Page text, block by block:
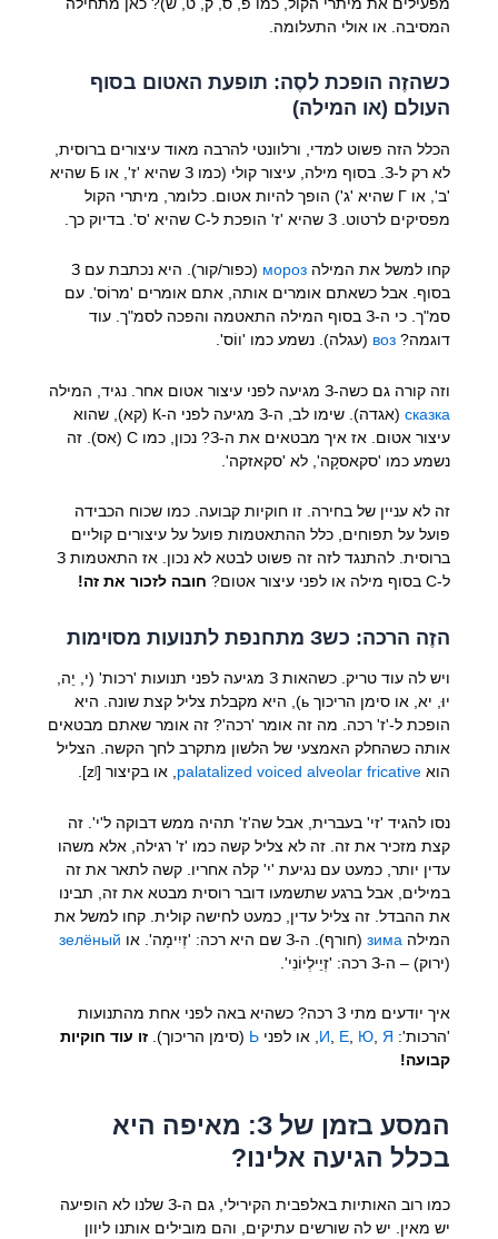
המסיבה. או אולי התעלומה.
כשהזֶה הופכת לסֶה: תופעת האטום בסוף
העולם (או המילה)
הכלל הזה פשוט למדי, ורלוונטי להרבה מאוד עיצורים ברוסית,
לא רק ל-З. בסוף מילה, עיצור קולי (כמו З שהיא 'ז', או Б שהיא
'ב', או Г שהיא 'ג') הופך להיות אטום. כלומר, מיתרי הקול
מפסיקים לרטוט. З שהיא 'ז' הופכת ל-С שהיא 'ס'. בדיוק כך.
קחו למשל את המילה мороз
(כפור/קור). היא נכתבת עם З
בסוף. אבל כשאתם אומרים אותה, אתם אומרים 'מרוֹס'. עם
סמ"ך. כי ה-З בסוף המילה התאטמה והפכה לסמ"ך. עוד
דוגמה? воз (עגלה). נשמע כמו 'ווֹס'.
וזה קורה גם כשה-З מגיעה לפני עיצור אטום אחר. נגיד, המילה
сказка
(אגדה). שימו לב, ה-З מגיעה לפני ה-К (קא), שהוא
עיצור אטום. אז איך מבטאים את ה-З? נכון, כמו С (אס). זה
נשמע כמו 'סקאסקָה', לא 'סקאזקה'.
זה לא עניין של בחירה. זו חוקיות קבועה. כמו שכוח הכבידה
פועל על תפוחים, כלל ההתאטמות פועל על עיצורים קוליים
ברוסית. להתנגד לזה זה פשוט לבטא לא נכון. אז התאטמות З
ל-С בסוף מילה או לפני עיצור אטום?
חובה לזכור את זה!
הזֶה הרכה: כשЗ מתחנפת לתנועות מסוימות
ויש לה עוד טריק. כשהאות З מגיעה לפני תנועות 'רכות' (י, יֵה,
יוּ, יא, או סימן הריכוך ь), היא מקבלת צליל קצת שונה. היא
הופכת ל-'ז' רכה. מה זה אומר 'רכה'? זה אומר שאתם מבטאים
אותה כשהחלק האמצעי של הלשון מתקרב לחך הקשה. הצליל
הוא palatalized voiced alveolar fricative , או בקיצור [zʲ].
נסו להגיד 'זי' בעברית, אבל שה'ז' תהיה ממש דבוקה ל'י'. זה
קצת מזכיר את זה. זה לא צליל קשה כמו 'ז' רגילה, אלא משהו
עדין יותר, כמעט עם נגיעת 'י' קלה אחריו. קשה לתאר את זה
במילים, אבל ברגע שתשמעו דובר רוסית מבטא את זה, תבינו
את ההבדל. זה צליל עדין, כמעט לחישה קולית. קחו למשל את
המילה зима(חורף). ה-З שם היא רכה: 'זְיִימָה'. או
зелёный
(ירוק) – ה-З רכה: 'זְיֵילְיוֹנִי'.
איך יודעים מתי З רכה? כשהיא באה לפני אחת מהתנועות
'הרכות':
И Е Ю Я , או לפני Ь (סימן הריכוך). זו עוד חוקיות
קבועה!
המסע בזמן של З: מאיפה היא
בכלל הגיעה אלינו?
כמו רוב האותיות באלפבית הקירילי, גם ה-З שלנו לא הופיעה
יש מאין. יש לה שורשים עתיקים, והם מובילים אותנו ליוון